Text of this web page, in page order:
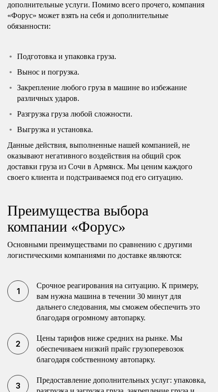
дополнительные услуги. Помимо всего прочего, компания
«Форус» может взять на себя и дополнительные
обязанности:
Подготовка и упаковка груза.
Вынос и погрузка.
Закрепление любого груза в машине во избежание
различных ударов.
Разгрузка груза любой сложности.
Выгрузка и установка.
Данные действия, выполненные нашей компанией, не
оказывают негативного воздействия на общий срок
доставки груза из Сочи в Армянск. Мы ценим каждого
своего клиента и подстраиваемся под его ситуацию.
Преимущества выбора
компании «Форус»
Основными преимуществами по сравнению с другими
логистическими компаниями по доставке являются:
Срочное реагирования на ситуацию. К примеру,
вам нужна машина в течении 30 минут для
дальнего следования, мы сможем обеспечить это
благодаря огромному автопарку.
Цены тарифов ниже средних на рынке. Мы
обеспечиваем низкий прайс грузоперевозок
благодаря собственному автопарку.
Предоставление дополнительных услуг: упаковка,